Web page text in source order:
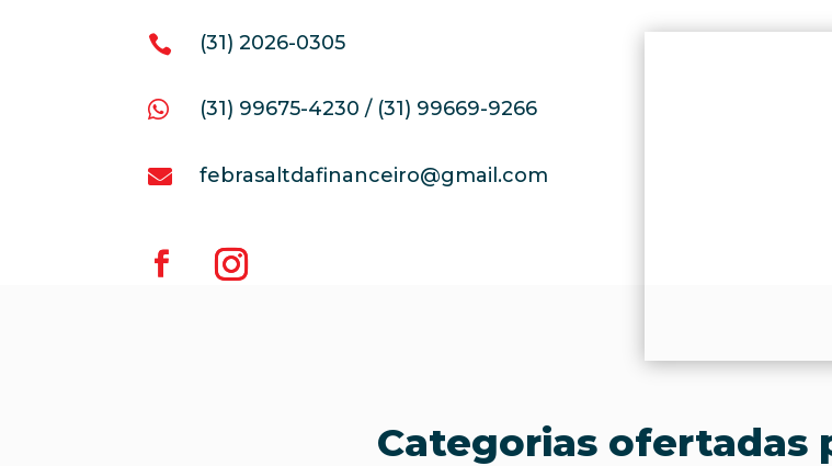
 (31) 2026-0305
 (31) 99675-4230 / (31) 99669-9266
 febrasaltdafinanceiro@gmail.com
Categorias ofertadas